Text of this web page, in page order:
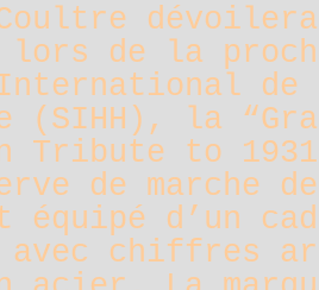
lors de la
de
(SIHH), la
Tribute to
de marche
équipé d’un
chiffres